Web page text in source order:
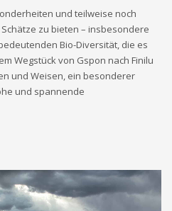
und teilweise noch
zu bieten – insbesondere
Bio-Diversität, die es
Wegstück von Gspon nach Finilu
und Weisen, ein besonderer
und spannende